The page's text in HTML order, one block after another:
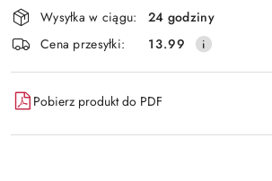
Wysyłka w ciągu:
24 godziny
Cena przesyłki:
13.99
Pobierz produkt do PDF